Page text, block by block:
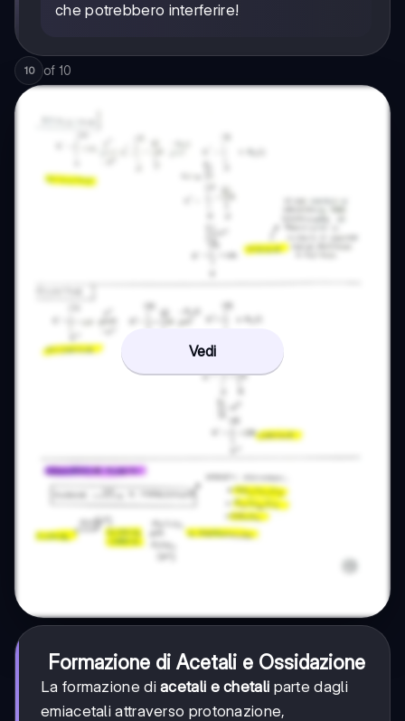
che potrebbero interferire!
10 of 10
Vedi
Formazione di Acetali e Ossidazione
La formazione diacetali e chetali parte dagli
emiacetali attraverso protonazione,